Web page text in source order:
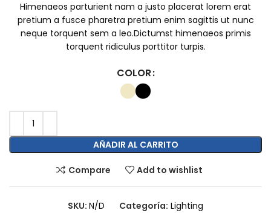
Himenaeos parturient nam a justo placerat lorem erat
pretium a fusce pharetra pretium enim sagittis ut nunc
neque torquent sem a leo.Dictumst himenaeos primis
torquent ridiculus porttitor turpis.
COLOR
AÑADIR AL CARRITO
Compare Add to wishlist
SKU: N/D Categoría: Lighting